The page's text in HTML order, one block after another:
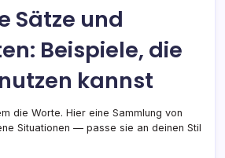
Sätze und
Beispiele, die
kannst
die Worte. Hier eine Sammlung von
Situationen — passe sie an deinen Stil